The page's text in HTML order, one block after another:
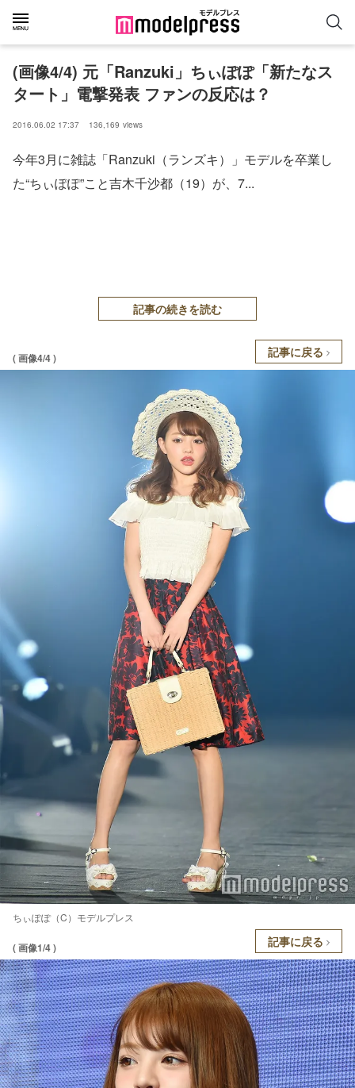
(画像4/4) 元「Ranzuki」ちぃぽぽ「新たなス
タート」電撃発表 ファンの反応は？
2016.06.02 17:37 136,169 views
今年3月に雑誌「Ranzuki（ランズキ）」モデルを卒業し
た“ちぃぽぽ”こと吉木千沙都（19）が、7...
記事の続きを読む
( 画像4/4 ) 記事に戻る
ちぃぽぽ（C）モデルプレス
( 画像1/4 ) 記事に戻る